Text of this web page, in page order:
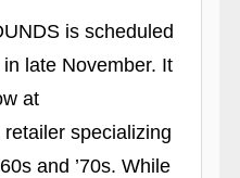
is scheduled
late November. It
at
specializing
and ’70s. While